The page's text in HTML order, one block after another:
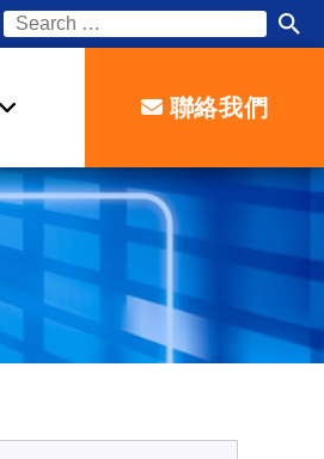
Search
聯絡我們